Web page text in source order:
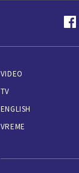
VIDEO
TV
ENGLISH
VREME